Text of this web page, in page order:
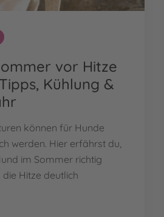
vor Hitze
Kühlung &
können für Hunde
werden. Hier erfährst du,
im Sommer richtig
Hitze deutlich